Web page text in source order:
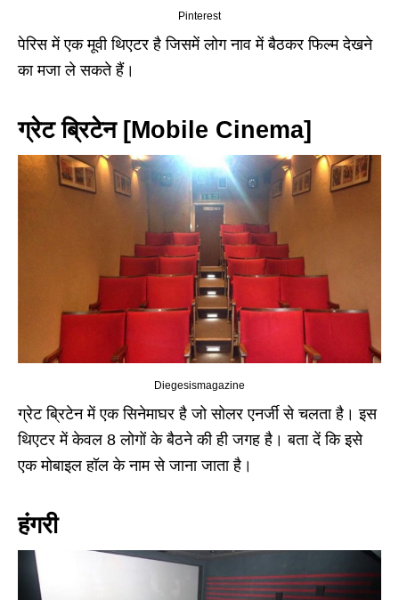
Pinterest
पेरिस में एक मूवी थिएटर है जिसमें लोग नाव में बैठकर फिल्म देखने
का मजा ले सकते हैं।
ग्रेट ब्रिटेन [Mobile Cinema]
Diegesismagazine
ग्रेट ब्रिटेन में एक सिनेमाघर है जो सोलर एनर्जी से चलता है। इस
थिएटर में केवल 8 लोगों के बैठने की ही जगह है। बता दें कि इसे
एक मोबाइल हॉल के नाम से जाना जाता है।
हंगरी